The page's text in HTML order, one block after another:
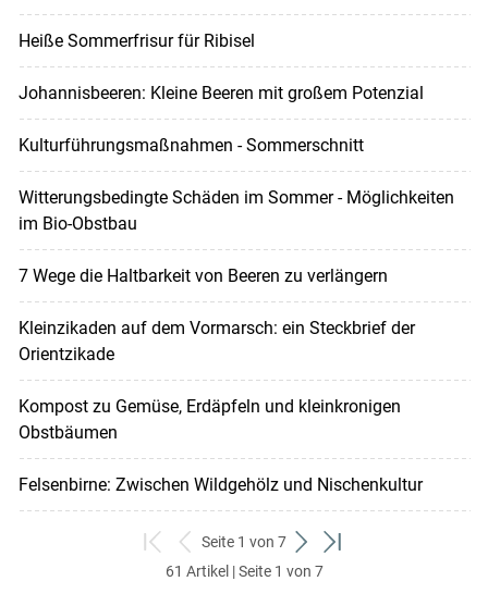
Heiße Sommerfrisur für Ribisel
Johannisbeeren: Kleine Beeren mit großem Potenzial
Kulturführungsmaßnahmen - Sommerschnitt
Witterungsbedingte Schäden im Sommer - Möglichkeiten
im Bio-Obstbau
7 Wege die Haltbarkeit von Beeren zu verlängern
Kleinzikaden auf dem Vormarsch: ein Steckbrief der
Orientzikade
Kompost zu Gemüse, Erdäpfeln und kleinkronigen
Obstbäumen
Felsenbirne: Zwischen Wildgehölz und Nischenkultur
zum
ersten
zurück
zum
Seite 1 von 7
weiter
zum
zum
61 Artikel | Seite 1 von 7